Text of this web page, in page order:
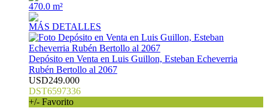
470.0 m²
MÁS DETALLES
Depósito en Venta en Luis Guillon, Esteban Echeverria
Rubén Bertollo al 2067
USD249.000
DST6597336
+/- Favorito